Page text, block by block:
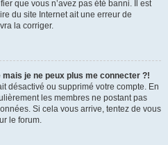
que vous n’avez pas été banni. Il est
du site Internet ait une erreur de
la corriger.
je ne peux plus me connecter ?!
désactivé ou supprimé votre compte. En
les membres ne postant pas
Si cela vous arrive, tentez de vous
le forum.